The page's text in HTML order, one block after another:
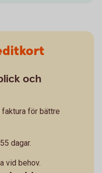
och
faktura för bättre
dagar.
vid behov.